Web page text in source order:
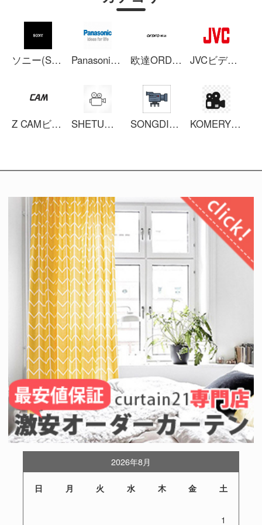
ソニー(SONY)ビデオカメラ Panasonicビデオカメラ 欧達ORDROビデオカメラ JVCビデオカメラ
Z CAMビデオカメラ SHETUビデオカメラ SONGDIANビデオカメラ KOMERYビデオカメラ
2026年8月
日 月 火 水 木 金 土
1